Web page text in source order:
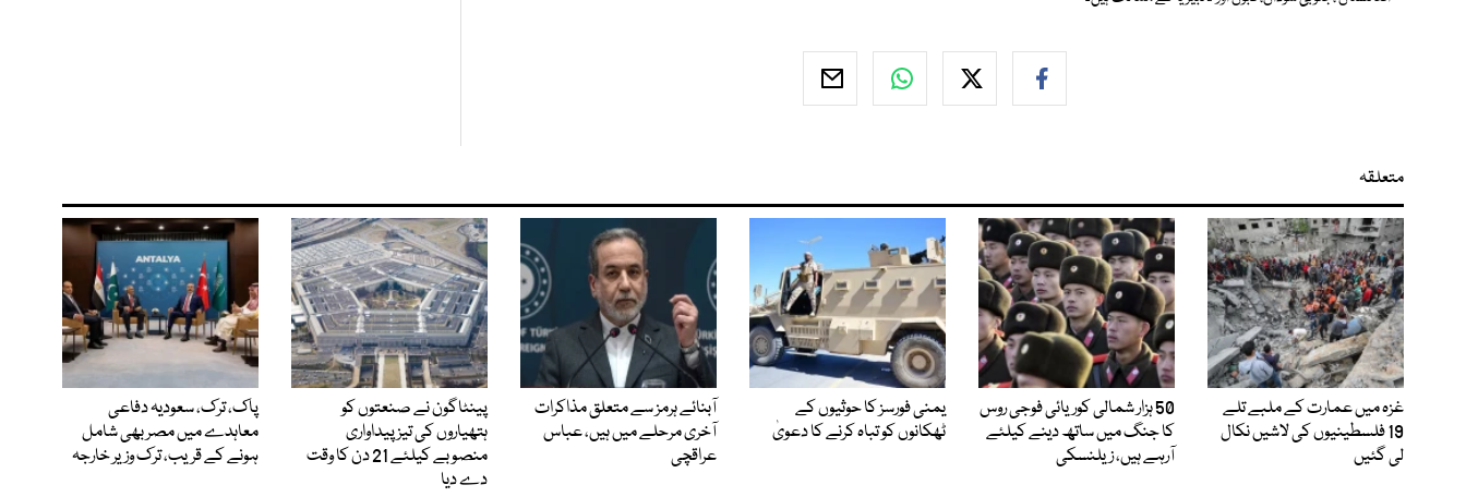
متعلقہ
غزہ میں عمارت کے ملبے تلے
19 فلسطینیوں کی لاشیں نکال
لی گئیں
50 ہزار شمالی کوریائی فوجی روس
کا جنگ میں ساتھ دینے کیلئے
آرہے ہیں، زیلنسکی
یمنی فورسز کا حوثیوں کے
ٹھکانوں کو تباہ کرنے کا دعویٰ
آبنائے ہرمز سے متعلق مذاکرات
آخری مرحلے میں ہیں، عباس
عراقچی
پینٹاگون نے صنعتوں کو
ہتھیاروں کی تیز پیداواری
منصوبے کیلئے 21 دن کا وقت
دے دیا
پاک، ترک، سعودیہ دفاعی
معاہدے میں مصر بھی شامل
ہونے کے قریب، ترک وزیر خارجہ